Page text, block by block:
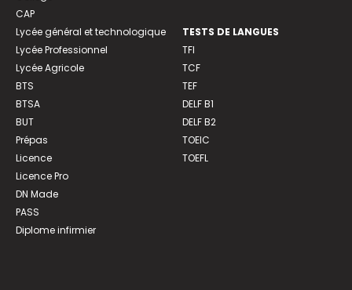
CAP
Lycée général et technologique
Lycée Professionnel
Lycée Agricole
BTS
BTSA
BUT
Prépas
Licence
Licence Pro
DN Made
PASS
Diplome infirmier
TESTS DE LANGUES
TFI
TCF
TEF
DELF B1
DELF B2
TOEIC
TOEFL